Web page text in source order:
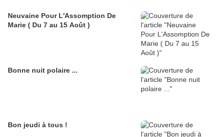
Neuvaine Pour L'Assomption De
Marie ( Du 7 au 15 Août )
Bonne nuit polaire ...
Bon jeudi à tous !